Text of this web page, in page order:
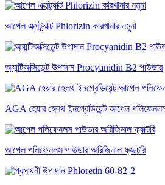
আপেল এক্সট্র্যাক্ট Phlorizin কারখানার নমুনা
অ্যান্টিঅক্সিডেন্ট উপাদান Procyanidin B2 পাউডার
AGA হেয়ার হেলথ ইনগ্রেডিয়েন্ট আপেল
আপেল পলিফেনলস পাউডার অরিজিনাল ফ্যাক্টরি